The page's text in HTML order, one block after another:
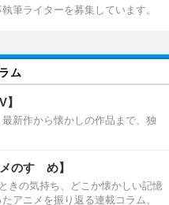
筆ライターを募集しています。
ム
新作から懐かしの作品まで、独
のすゝめ】
きの気持ち、どこか懐かしい記憶
アニメを振り返る連載コラム。